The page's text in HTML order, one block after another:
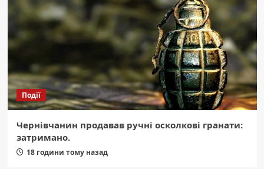
Події
Чернівчанин продавав ручні осколкові гранати:
затримано.
18 години тому назад